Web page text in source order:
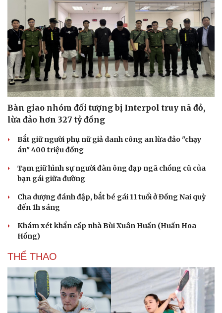
Bàn giao nhóm đối tượng bị Interpol truy nã đỏ,
lừa đảo hơn 327 tỷ đồng
Bắt giữ người phụ nữ giả danh công an lừa đảo "chạy
án" 400 triệu đồng
Tạm giữ hình sự người đàn ông đạp ngã chồng cũ của
bạn gái giữa đường
Cha dượng đánh đập, bắt bé gái 11 tuổi ở Đồng Nai quỳ
đến 1h sáng
Khám xét khẩn cấp nhà Bùi Xuân Huấn (Huấn Hoa
Hồng)
THỂ THAO